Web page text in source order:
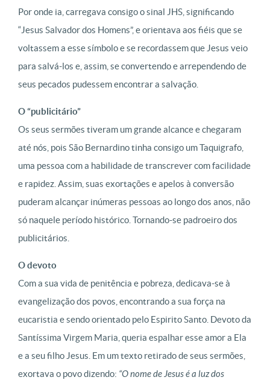
Por onde ia, carregava consigo o sinal JHS, significando
“Jesus Salvador dos Homens”, e orientava aos fiéis que se
voltassem a esse símbolo e se recordassem que Jesus veio
para salvá-los e, assim, se convertendo e arrependendo de
seus pecados pudessem encontrar a salvação.
O “publicitário”
Os seus sermões tiveram um grande alcance e chegaram
até nós, pois São Bernardino tinha consigo um Taquigrafo,
uma pessoa com a habilidade de transcrever com facilidade
e rapidez. Assim, suas exortações e apelos à conversão
puderam alcançar inúmeras pessoas ao longo dos anos, não
só naquele período histórico. Tornando-se padroeiro dos
publicitários.
O devoto
Com a sua vida de penitência e pobreza, dedicava-se à
evangelização dos povos, encontrando a sua força na
eucaristia e sendo orientado pelo Espirito Santo. Devoto da
Santíssima Virgem Maria, queria espalhar esse amor a Ela
e a seu filho Jesus. Em um texto retirado de seus sermões,
exortava o povo dizendo: “O nome de Jesus é a luz dos